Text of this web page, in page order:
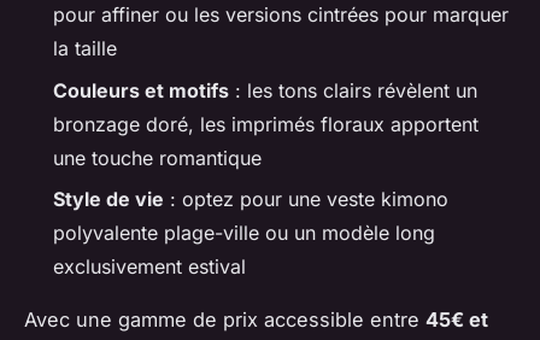
pour affiner ou les versions cintrées pour marquer
la taille
Couleurs et motifs : les tons clairs révèlent un
bronzage doré, les imprimés floraux apportent
une touche romantique
Style de vie : optez pour une veste kimono
polyvalente plage-ville ou un modèle long
exclusivement estival
Avec une gamme de prix accessible entre 45€ et